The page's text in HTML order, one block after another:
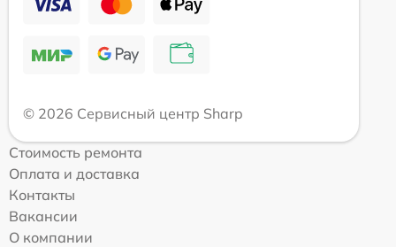
© 2026 Сервисный центр Sharp
Стоимость ремонта
Оплата и доставка
Контакты
Вакансии
О компании